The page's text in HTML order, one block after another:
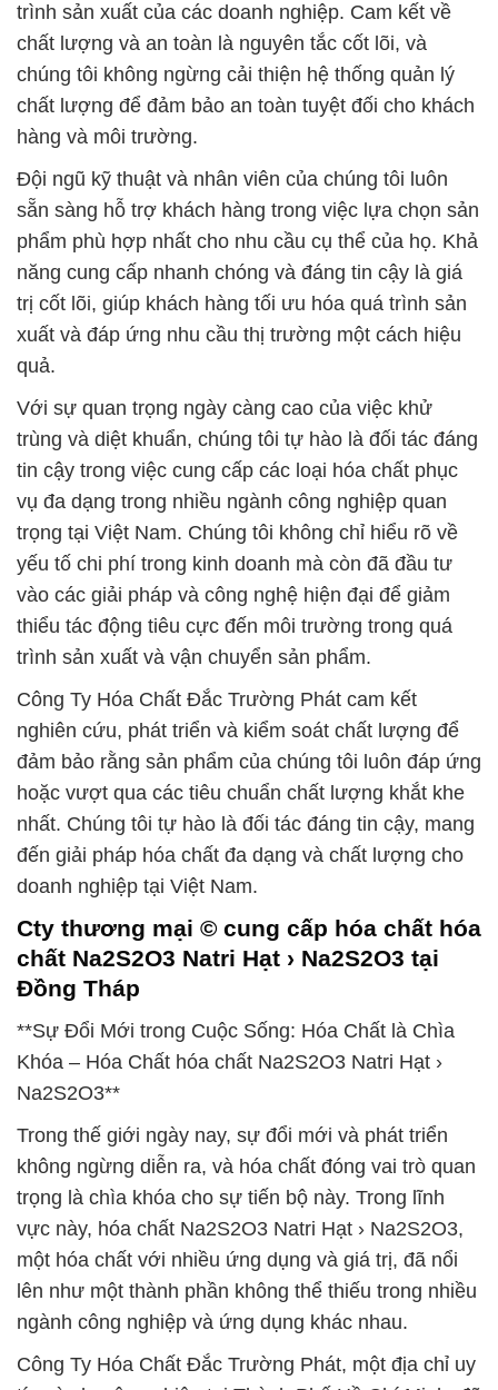
trình sản xuất của các doanh nghiệp. Cam kết về
chất lượng và an toàn là nguyên tắc cốt lõi, và
chúng tôi không ngừng cải thiện hệ thống quản lý
chất lượng để đảm bảo an toàn tuyệt đối cho khách
hàng và môi trường.
Đội ngũ kỹ thuật và nhân viên của chúng tôi luôn
sẵn sàng hỗ trợ khách hàng trong việc lựa chọn sản
phẩm phù hợp nhất cho nhu cầu cụ thể của họ. Khả
năng cung cấp nhanh chóng và đáng tin cậy là giá
trị cốt lõi, giúp khách hàng tối ưu hóa quá trình sản
xuất và đáp ứng nhu cầu thị trường một cách hiệu
quả.
Với sự quan trọng ngày càng cao của việc khử
trùng và diệt khuẩn, chúng tôi tự hào là đối tác đáng
tin cậy trong việc cung cấp các loại hóa chất phục
vụ đa dạng trong nhiều ngành công nghiệp quan
trọng tại Việt Nam. Chúng tôi không chỉ hiểu rõ về
yếu tố chi phí trong kinh doanh mà còn đã đầu tư
vào các giải pháp và công nghệ hiện đại để giảm
thiểu tác động tiêu cực đến môi trường trong quá
trình sản xuất và vận chuyển sản phẩm.
Công Ty Hóa Chất Đắc Trường Phát cam kết
nghiên cứu, phát triển và kiểm soát chất lượng để
đảm bảo rằng sản phẩm của chúng tôi luôn đáp ứng
hoặc vượt qua các tiêu chuẩn chất lượng khắt khe
nhất. Chúng tôi tự hào là đối tác đáng tin cậy, mang
đến giải pháp hóa chất đa dạng và chất lượng cho
doanh nghiệp tại Việt Nam.
Cty thương mại © cung cấp hóa chất hóa
chất Na2S2O3 Natri Hạt › Na2S2O3 tại
Đồng Tháp
**Sự Đổi Mới trong Cuộc Sống: Hóa Chất là Chìa
Khóa – Hóa Chất hóa chất Na2S2O3 Natri Hạt ›
Na2S2O3**
Trong thế giới ngày nay, sự đổi mới và phát triển
không ngừng diễn ra, và hóa chất đóng vai trò quan
trọng là chìa khóa cho sự tiến bộ này. Trong lĩnh
vực này, hóa chất Na2S2O3 Natri Hạt › Na2S2O3,
một hóa chất với nhiều ứng dụng và giá trị, đã nổi
lên như một thành phần không thể thiếu trong nhiều
ngành công nghiệp và ứng dụng khác nhau.
Công Ty Hóa Chất Đắc Trường Phát, một địa chỉ uy